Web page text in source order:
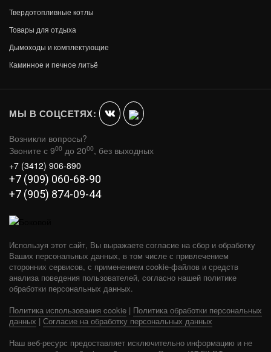
ЭЛЕКТРИЧЕСКАЯ ПЕЧЬ HARVIA CILINDRO
149 990
ЭЛЕКТРИЧЕСКАЯ ПЕЧЬ HARVIA CILINDRO
PC90E STEEL
В КОРЗИНУ
Твердотопливные котлы
Товары для отдыха
Дымоходы и комплектующие
Каминное и печное литьё
МЫ В СОЦСЕТЯХ:
Возникли вопросы?
Звоните с 900 до 2000, без выходных
+7 (3412) 906-890
+7 (909) 060-68-90
+7 (905) 874-09-44
Используя этот сайт, Вы выражаете согласие на сбор и обработку
Ваших персональных данных, в том числе с привлечением
сторонних сервисов, с применением cookie-файлов и средств
анализа поведения пользователей, согласно нашей политике
обработки персональных данных.
Политика использования cookie | Политика обработки персональных
данных | Согласие на обработку персональных данных
Наш веб-ресурс предоставляет исключительно информацию и не